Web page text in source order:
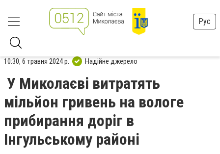
Рус
10:30, 6 травня 2024 р. Надійне джерело
У Миколаєві витратять
мільйон гривень на вологе
прибирання доріг в
Інгульському районі